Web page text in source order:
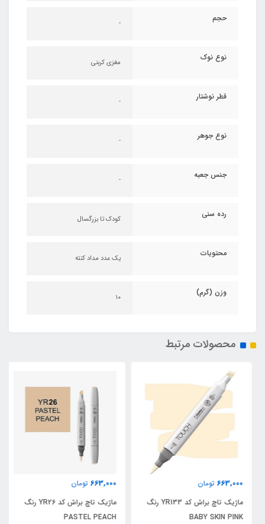
حجم -
نوع نوک مغزی کربنی
قطر نوشتار -
نوع جوهر -
جنس جعبه -
رده سنی کودک تا بزرگسال
محتویات یک عدد مداد کنته
وزن (گرم) ۱۰
محصولات مرتبط
663,000 تومان
ماژیک تاچ براش کد YR133 رنگ
BABY SKIN PINK
663,000 تومان
ماژیک تاچ براش کد YR26 رنگ
PASTEL PEACH